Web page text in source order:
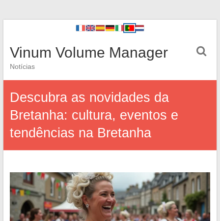
Vinum Volume Manager
Notícias
Descubra as novidades da
Bretanha: cultura, eventos e
tendências na Bretanha